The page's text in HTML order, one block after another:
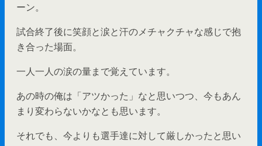
ーン。
試合終了後に笑顔と涙と汗のメチャクチャな感じで抱
き合った場面。
一人一人の涙の量まで覚えています。
あの時の俺は「アツかった」なと思いつつ、今もあん
まり変わらないかなとも思います。
それでも、今よりも選手達に対して厳しかったと思い